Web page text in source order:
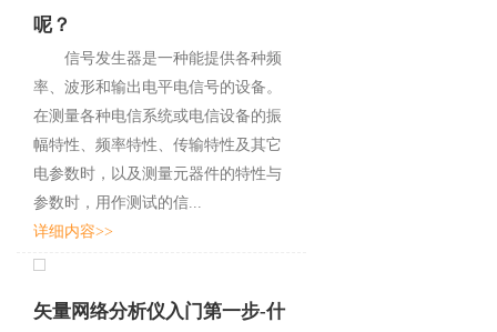
呢？
信号发生器是一种能提供各种频
率、波形和输出电平电信号的设备。
在测量各种电信系统或电信设备的振
幅特性、频率特性、传输特性及其它
电参数时，以及测量元器件的特性与
参数时，用作测试的信...
详细内容>>
矢量网络分析仪入门第一步-什